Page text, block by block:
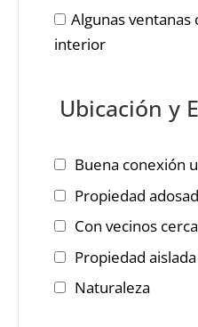
Algunas ventanas
interior
Ubicación y
Buena conexión
Propiedad
Con vecinos cerca
Propiedad
Naturaleza